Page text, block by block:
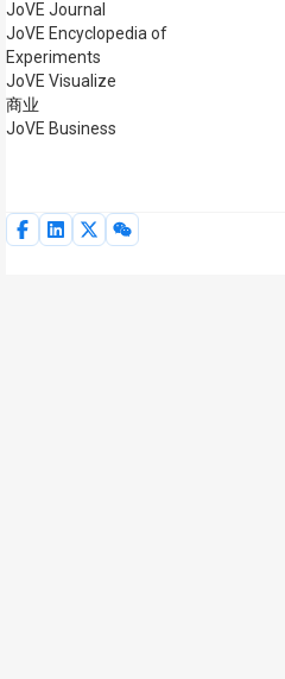
JoVE Journal
JoVE Encyclopedia of
Experiments
JoVE Visualize
商业
JoVE Business